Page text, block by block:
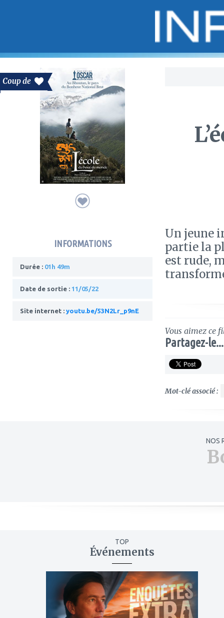
Coup de
INFORMATIONS
Durée : 01h 49m
Date de sortie : 11/05/22
Site internet : youtu.be/53N2Lr_p9nE
Un jeune
partie la
est rude,
Vous aimez ce
Partagez-le...
Mot-clé associé :
NOS
TOP
Événements
mes
favoris